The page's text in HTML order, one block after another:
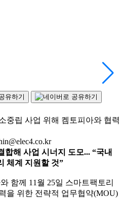
중립 사업 위해 켐토피아와 협력
합해 사업 시너지 도모... “국내
체계 지원할 것”
함께 11월 25일 스마트팩토리
을 위한 전략적 업무협약(MOU)